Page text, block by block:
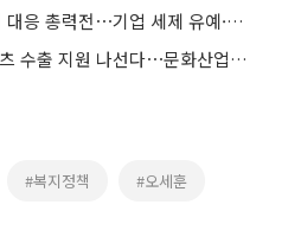
서울시, 중동발 경제 위기 대응 총력전⋯기업 세제 유예·대중교통 확대 시행
서울시, 중소기업 K-콘텐츠 수출 지원 나선다⋯문화산업보증 도입
#복지정책 #오세훈